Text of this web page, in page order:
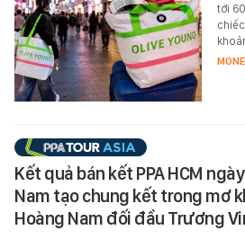
tới
Kết quả bán kết PPA HCM
Nam tạo chung kết trong mơ
Hoàng Nam đối đầu Trương